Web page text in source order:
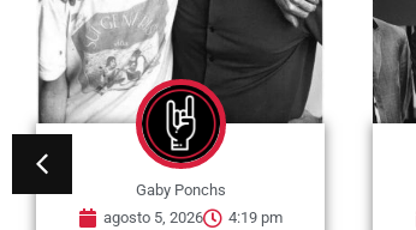
Gaby Ponchs
agosto 5, 2026
4:19 pm